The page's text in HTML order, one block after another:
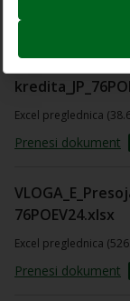
Prenesi dokument
Excel preglednica
Prenesi dokument
76POEV24.xlsx
Excel preglednica
Prenesi dokument